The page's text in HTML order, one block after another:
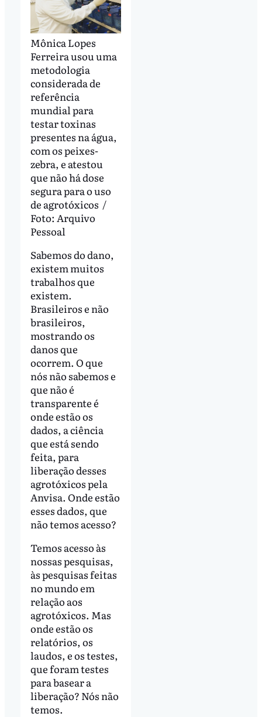
Mônica Lopes
Ferreira usou uma
metodologia
considerada de
referência
mundial para
testar toxinas
presentes na água,
com os peixes-
zebra, e atestou
que não há dose
segura para o uso
de agrotóxicos /
Foto: Arquivo
Pessoal
Sabemos do dano,
existem muitos
trabalhos que
existem.
Brasileiros e não
brasileiros,
mostrando os
danos que
ocorrem. O que
nós não sabemos e
que não é
transparente é
onde estão os
dados, a ciência
que está sendo
feita, para
liberação desses
agrotóxicos pela
Anvisa. Onde estão
esses dados, que
não temos acesso?
Temos acesso às
nossas pesquisas,
às pesquisas feitas
no mundo em
relação aos
agrotóxicos. Mas
onde estão os
relatórios, os
laudos, e os testes,
que foram testes
para basear a
liberação? Nós não
temos.